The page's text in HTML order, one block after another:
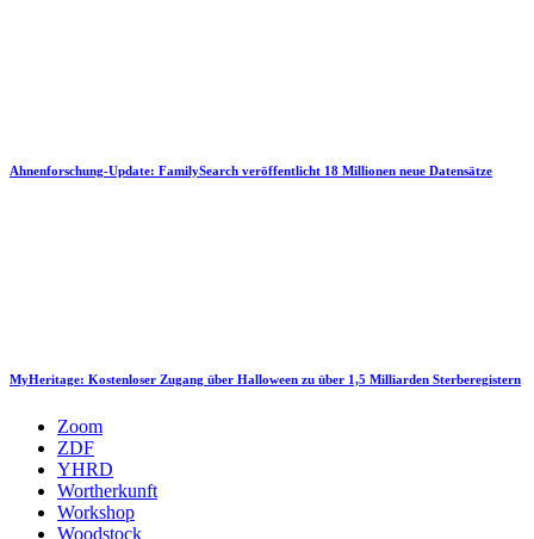
Ahnenforschung-Update: FamilySearch veröffentlicht 18 Millionen neue Datensätze
MyHeritage: Kostenloser Zugang über Halloween zu über 1,5 Milliarden Sterberegistern
Zoom
ZDF
YHRD
Wortherkunft
Workshop
Woodstock